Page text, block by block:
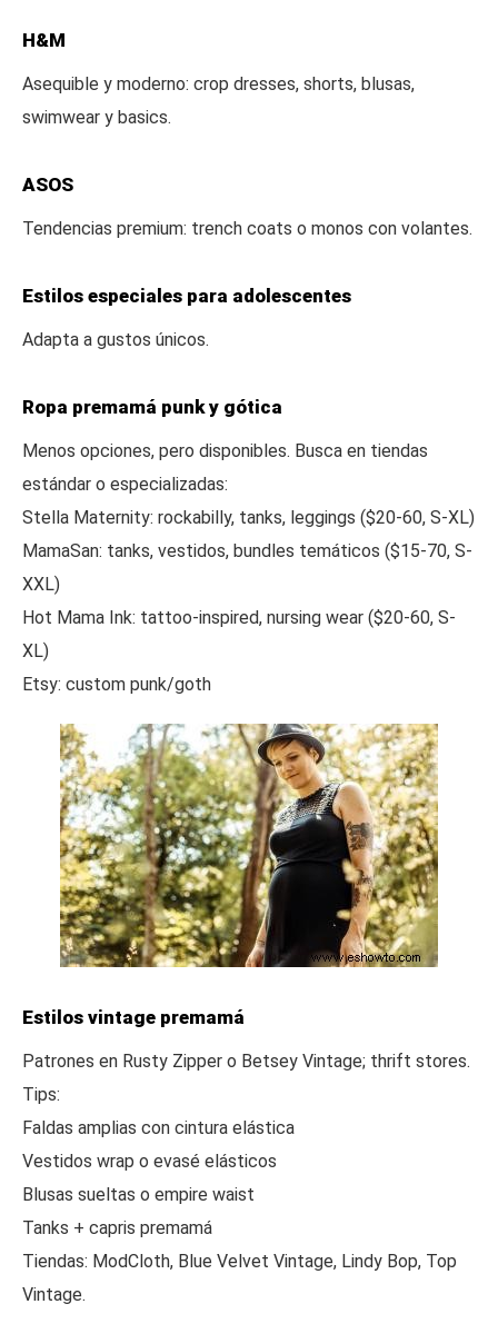
H&M
Asequible y moderno: crop dresses, shorts, blusas,
swimwear y basics.
ASOS
Tendencias premium: trench coats o monos con volantes.
Estilos especiales para adolescentes
Adapta a gustos únicos.
Ropa premamá punk y gótica
Menos opciones, pero disponibles. Busca en tiendas
estándar o especializadas:
Stella Maternity: rockabilly, tanks, leggings ($20-60, S-XL)
MamaSan: tanks, vestidos, bundles temáticos ($15-70, S-
XXL)
Hot Mama Ink: tattoo-inspired, nursing wear ($20-60, S-
XL)
Etsy: custom punk/goth
Estilos vintage premamá
Patrones en Rusty Zipper o Betsey Vintage; thrift stores.
Tips:
Faldas amplias con cintura elástica
Vestidos wrap o evasé elásticos
Blusas sueltas o empire waist
Tanks + capris premamá
Tiendas: ModCloth, Blue Velvet Vintage, Lindy Bop, Top
Vintage.